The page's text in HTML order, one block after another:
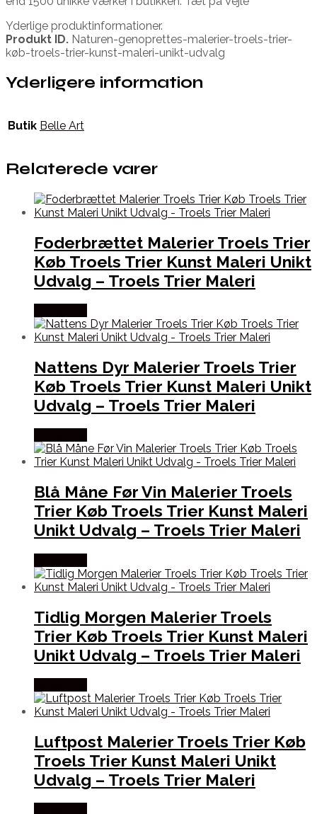
Yderlige produktinformationer.
Produkt ID. Naturen-genoprettes-malerier-troels-trier-
køb-troels-trier-kunst-maleri-unikt-udvalg
Yderligere information
Butik Belle Art
Relaterede varer
Foderbrættet Malerier Troels Trier
Køb Troels Trier Kunst Maleri Unikt
Udvalg – Troels Trier Maleri
Nattens Dyr Malerier Troels Trier
Køb Troels Trier Kunst Maleri Unikt
Udvalg – Troels Trier Maleri
Blå Måne Før Vin Malerier Troels
Trier Køb Troels Trier Kunst Maleri
Unikt Udvalg – Troels Trier Maleri
Tidlig Morgen Malerier Troels
Trier Køb Troels Trier Kunst Maleri
Unikt Udvalg – Troels Trier Maleri
Luftpost Malerier Troels Trier Køb
Troels Trier Kunst Maleri Unikt
Udvalg – Troels Trier Maleri